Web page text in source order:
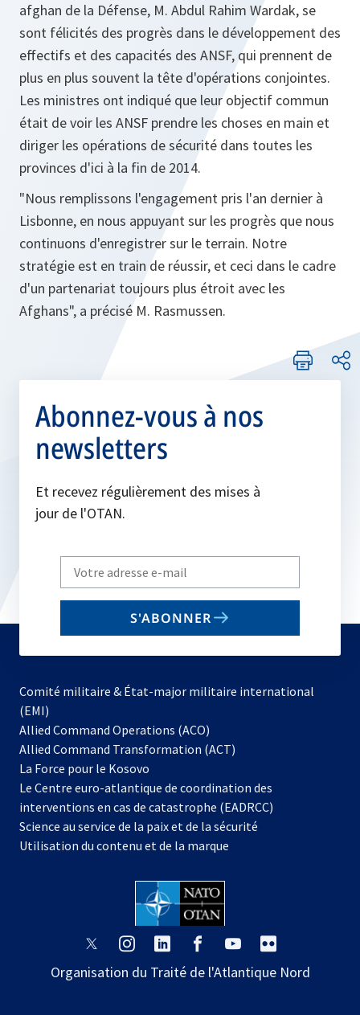
afghan de la Défense, M. Abdul Rahim Wardak, se
sont félicités des progrès dans le développement des
effectifs et des capacités des ANSF, qui prennent de
plus en plus souvent la tête d'opérations conjointes.
Les ministres ont indiqué que leur objectif commun
était de voir les ANSF prendre les choses en main et
diriger les opérations de sécurité dans toutes les
provinces d'ici à la fin de 2014.
"Nous remplissons l'engagement pris l'an dernier à
Lisbonne, en nous appuyant sur les progrès que nous
continuons d'enregistrer sur le terrain. Notre
stratégie est en train de réussir, et ceci dans le cadre
d'un partenariat toujours plus étroit avec les
Afghans", a précisé M. Rasmussen.
Abonnez-vous à nos
newsletters
Et recevez régulièrement des mises à
jour de l'OTAN.
Write
your
email
S'ABONNER
Comité militaire & État-major militaire international
(EMI)
Allied Command Operations (ACO)
dans
nouvel
onglet
Allied Command Transformation (ACT)
La Force pour le Kosovo
dans
un
nouvel
onglet
Le Centre euro-atlantique de coordination des
interventions en cas de catastrophe (EADRCC)
Science au service de la paix et de la sécurité
Utilisation du contenu et de la marque
s’ouvre
un
s’ouvre
un
s’ouvre
un
s’ouvre
un
s’ouvre
un
un
Organisation du Traité de l'Atlantique Nord